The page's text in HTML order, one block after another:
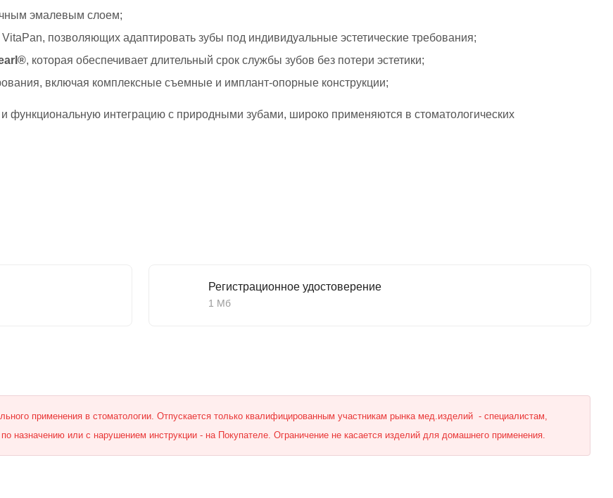
эмалевым слоем;
позволяющих адаптировать зубы под индивидуальные эстетические требования;
, которая обеспечивает длительный срок службы зубов без потери эстетики;
включая комплексные съемные и имплант-опорные конструкции;
функциональную интеграцию с природными зубами, широко применяются в стоматологических
Регистрационное удостоверение
1 Мб
применения в стоматологии. Отпускается только квалифицированным участникам рынка мед.изделий - специалистам,
назначению или с нарушением инструкции - на Покупателе. Ограничение не касается изделий для домашнего применения.